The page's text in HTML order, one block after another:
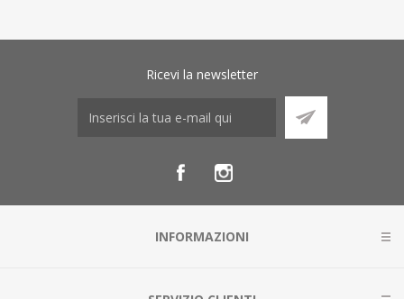
Ricevi la newsletter
INFORMAZIONI